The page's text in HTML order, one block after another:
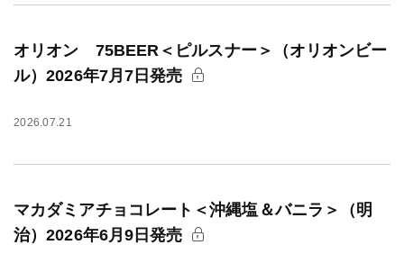
オリオン 75BEER＜ピルスナー＞（オリオンビー
ル）2026年7月7日発売
2026.07.21
マカダミアチョコレート＜沖縄塩＆バニラ＞（明
治）2026年6月9日発売